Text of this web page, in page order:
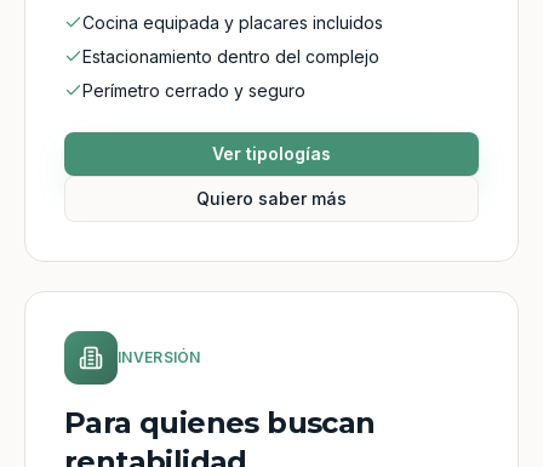
Cocina equipada y placares incluidos
Estacionamiento dentro del complejo
Perímetro cerrado y seguro
Ver tipologías
Quiero saber más
INVERSIÓN
Para quienes buscan